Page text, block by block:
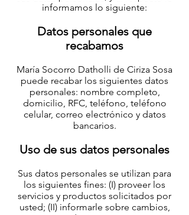
informamos lo siguiente:
Datos personales que
recabamos
María Socorro Datholli de Ciriza Sosa
puede recabar los siguientes datos
personales: nombre completo,
domicilio, RFC, teléfono, teléfono
celular, correo electrónico y datos
bancarios.
Uso de sus datos personales
Sus datos personales se utilizan para
los siguientes fines: (I) proveer los
servicios y productos solicitados por
usted; (II) informarle sobre cambios,